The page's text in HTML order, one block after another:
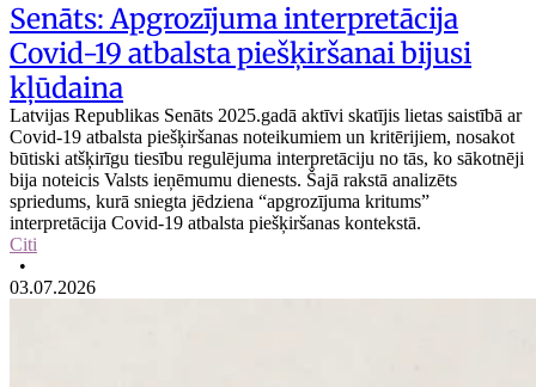
Senāts: Apgrozījuma interpretācija
Covid-19 atbalsta piešķiršanai bijusi
kļūdaina
Latvijas Republikas Senāts 2025.gadā aktīvi skatījis lietas saistībā ar
Covid-19 atbalsta piešķiršanas noteikumiem un kritērijiem, nosakot
būtiski atšķirīgu tiesību regulējuma interpretāciju no tās, ko sākotnēji
bija noteicis Valsts ieņēmumu dienests. Šajā rakstā analizēts
spriedums, kurā sniegta jēdziena “apgrozījuma kritums”
interpretācija Covid-19 atbalsta piešķiršanas kontekstā.
Citi
•
03.07.2026